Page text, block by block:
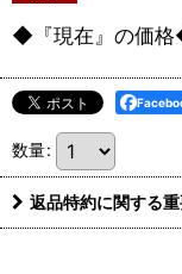
◆『現在』の価
数量:
返品特約に関する